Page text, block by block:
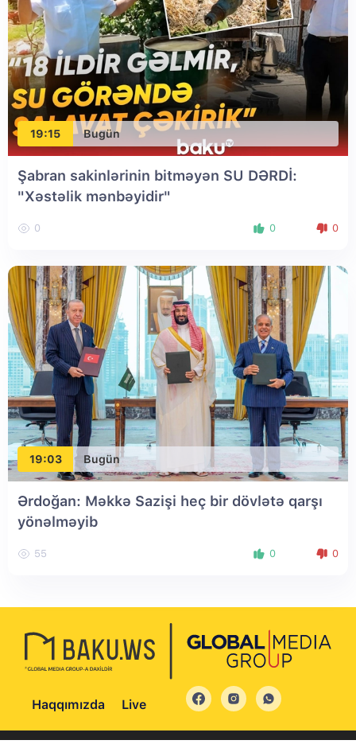
19:15 Bugün
Şabran sakinlərinin bitməyən SU DƏRDİ:
"Xəstəlik mənbəyidir"
0 0 0
19:03 Bugün
Ərdoğan: Məkkə Sazişi heç bir dövlətə qarşı
yönəlməyib
55 0 0
Haqqımızda Live